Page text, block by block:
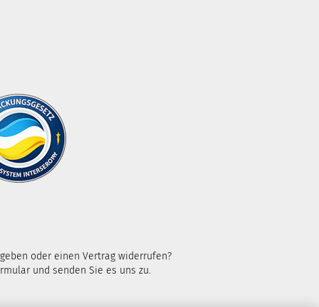
oder einen Vertrag widerrufen?
und senden Sie es uns zu.